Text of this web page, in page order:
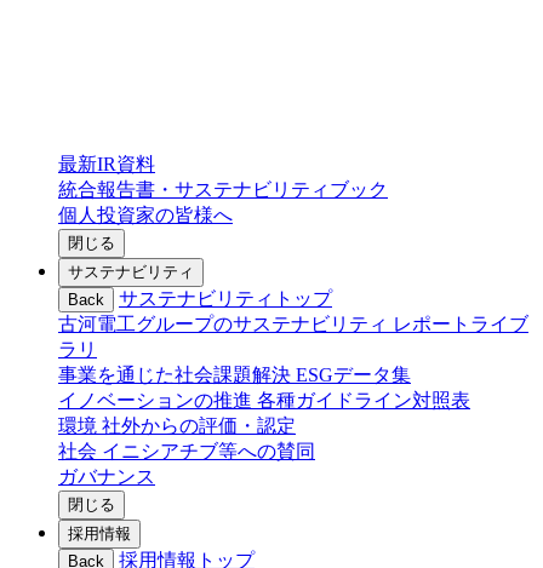
最新IR資料
統合報告書・サステナビリティブック
個人投資家の皆様へ
閉じる
サステナビリティ
Back
サステナビリティトップ
古河電工グループのサステナビリティ レポートライブ
ラリ
事業を通じた社会課題解決 ESGデータ集
イノベーションの推進 各種ガイドライン対照表
環境 社外からの評価・認定
社会 イニシアチブ等への賛同
ガバナンス
閉じる
採用情報
Back
採用情報トップ